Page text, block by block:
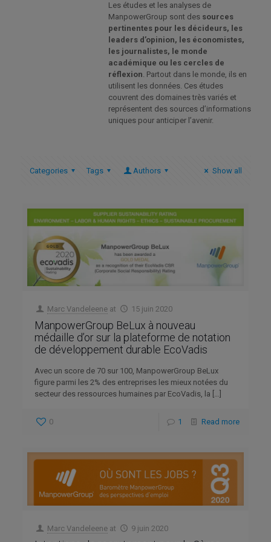
Les études et les analyses de
ManpowerGroup sont des sources
pertinentes pour les décideurs, les
leaders d’opinion, les économistes,
les journalistes, le monde
académique ou les cercles de
réflexion. Partout dans le monde, ils en
utilisent les données. Ces études
couvrent des domaines très variés et
représentent des sources d’informations
uniques pour anticiper l’avenir.
Categories Tags Authors Show all
Marc Vandeleene at 15 juin 2020
ManpowerGroup BeLux à nouveau
médaille d’or sur la plateforme de notation
de développement durable EcoVadis
Avec un score de 70 sur 100, ManpowerGroup BeLux
figure parmi les 2% des entreprises les mieux notées du
secteur des ressources humaines par EcoVadis, la
0 1 Read more
Marc Vandeleene at 9 juin 2020